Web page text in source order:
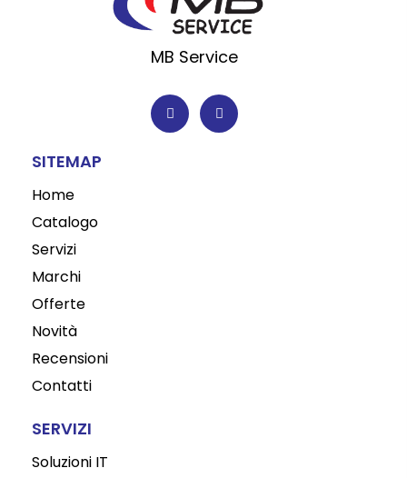
MB Service
a
c
e
b
n
s
t
a
SITEMAP
Home
Catalogo
Servizi
Marchi
Offerte
Novità
Recensioni
Contatti
SERVIZI
Soluzioni IT